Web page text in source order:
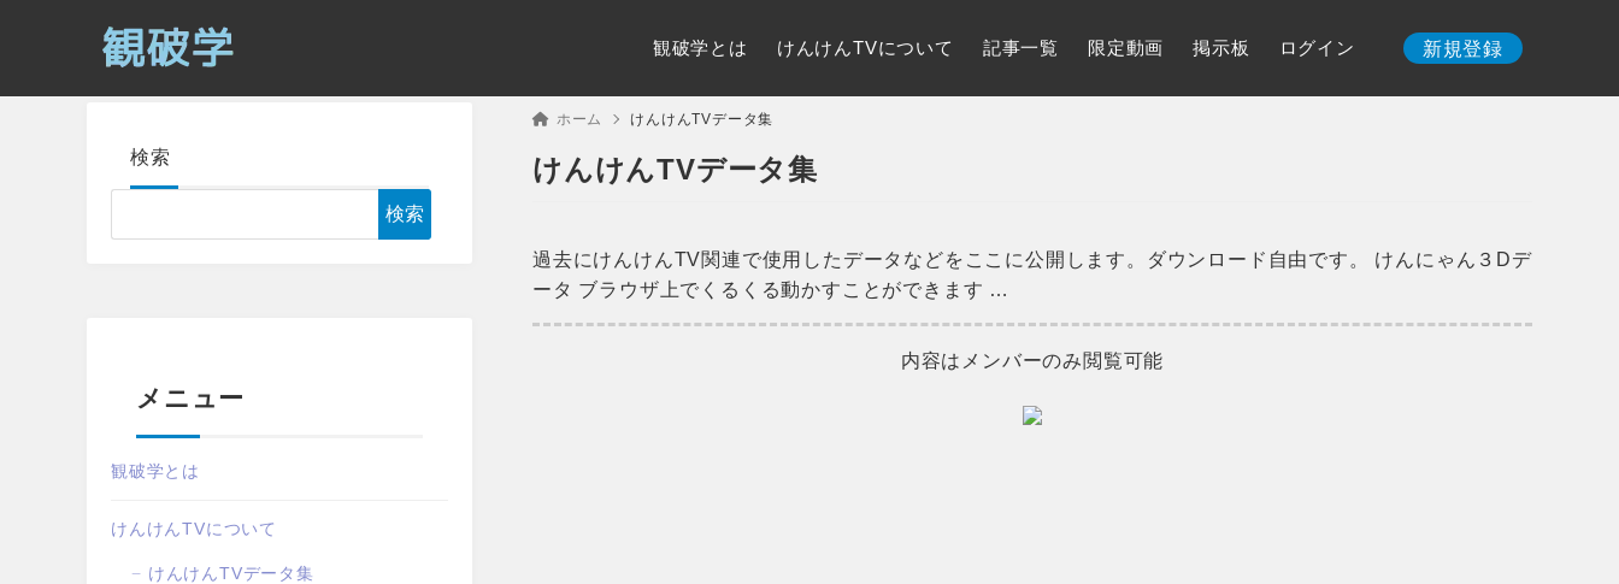
観破学とは けんけんTVについて 記事一覧 限定動画 掲示板 ログイン 新規登録
ホーム けんけんTVデータ集
けんけんTVデータ集
過去にけんけんTV関連で使用したデータなどをここに公開します。ダウンロード自由です。 けんにゃん３Dデ
ータ ブラウザ上でくるくる動かすことができます …
内容はメンバーのみ閲覧可能
検索
検索
メニュー
観破学とは
けんけんTVについて
けんけんTVデータ集